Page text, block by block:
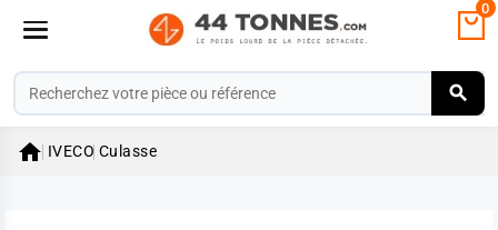
0
 IVECO Culasse